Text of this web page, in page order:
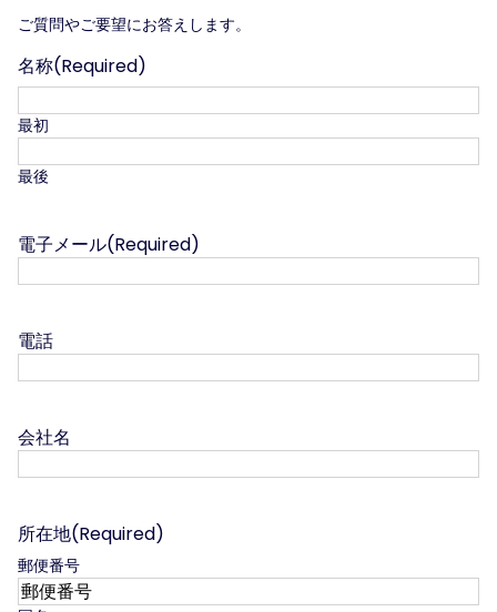
ご質問やご要望にお答えします。
名称(Required)
最初
最後
電子メール(Required)
電話
会社名
所在地(Required)
郵便番号